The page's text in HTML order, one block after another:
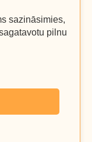
sazināsimies,
pilnu